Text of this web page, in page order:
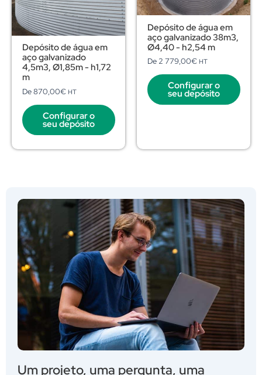
Depósito de água em
aço galvanizado
4,5m3, Ø1,85m - h1,72
m
De870,00€ HT
Configurar o
seu depósito
Depósito de água em
aço galvanizado 38m3,
Ø4,40 - h2,54 m
De 2 779,00€ HT
Configurar o
seu depósito
Um projeto, uma pergunta, uma